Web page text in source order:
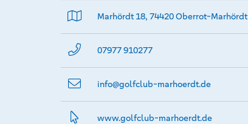
Marhördt 18, 74420 Oberrot-Marhördt
07977 910277
info@­golfclub-marhoerdt.de
www.­golfclub-marhoerdt.­de